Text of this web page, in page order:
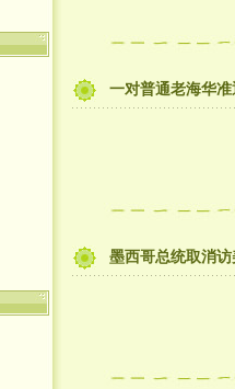
一对普通老海华
墨西哥总统取消